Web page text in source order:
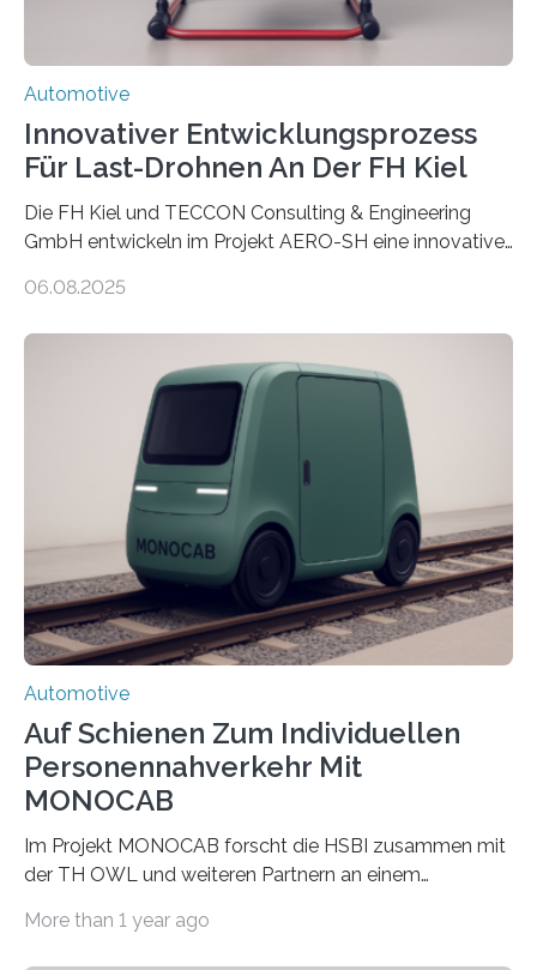
Automotive
Innovativer Entwicklungsprozess
Für Last-Drohnen An Der FH Kiel
Die FH Kiel und TECCON Consulting & Engineering
GmbH entwickeln im Projekt AERO-SH eine innovative,
zu 100 kg Nutzlast. Ein softwarebasierter,
energieeffiziente Drohnen für die maritime und
logistische Branche. Ziel ist es, Entwicklungskosten zu
senken und den Technologietransfer in eine nachhaltige
Luftlogistik zu fördern. Das Bundesministerium für
Forschung, Technologie und Raumfahrt fördert das
Transferprojekt mit einer Laufzeit von drei Jahren mit
660.000 Euro. Forschende der FH Kiel…
06.08.2025
Automotive
Auf Schienen Zum Individuellen
Personennahverkehr Mit
MONOCAB
Im Projekt MONOCAB forscht die HSBI zusammen mit
der TH OWL und weiteren Partnern an einem
stillgelegten Gleisen den Individualverkehr im
More than 1 year ago